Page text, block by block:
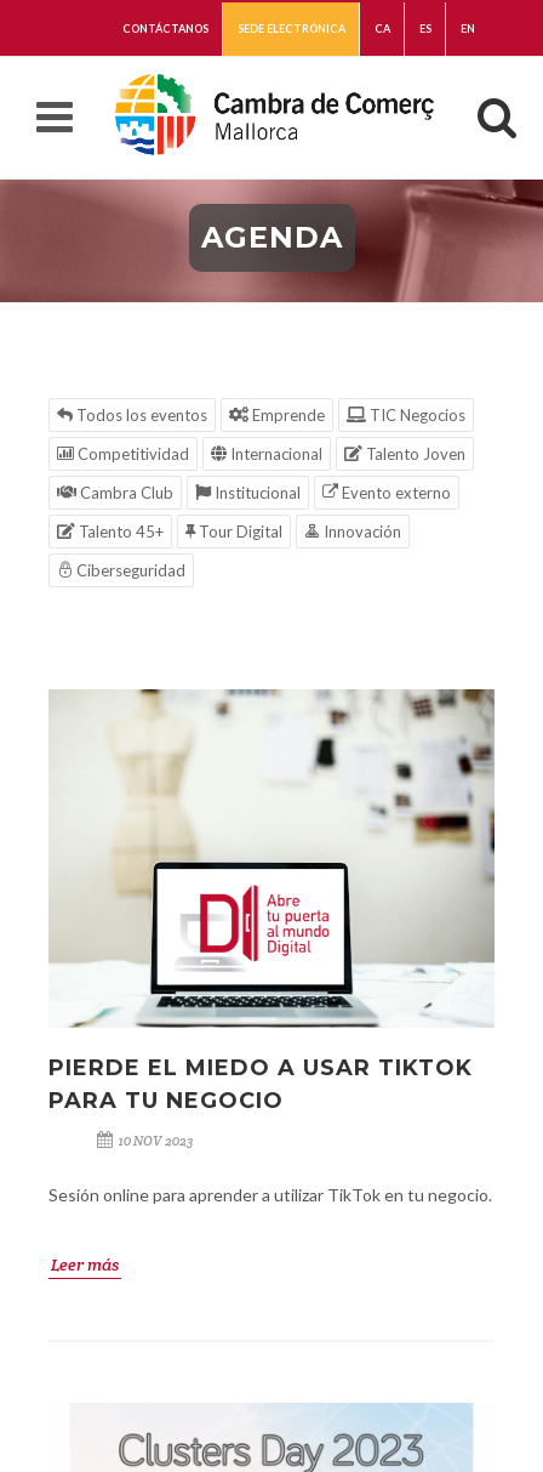
CONTÁCTANOS SEDE ELECTRÓNICA CA ES EN
AGENDA
Todos los eventos Emprende
TIC Negocios
Competitividad
Internacional
Talento Joven
Cambra Club
Institucional
Evento externo
Talento 45+
Tour Digital
Innovación
Ciberseguridad
PIERDE EL MIEDO A USAR TIKTOK
PARA TU NEGOCIO
10 NOV 2023
Sesión online para aprender a utilizar TikTok en tu negocio.
Leer más